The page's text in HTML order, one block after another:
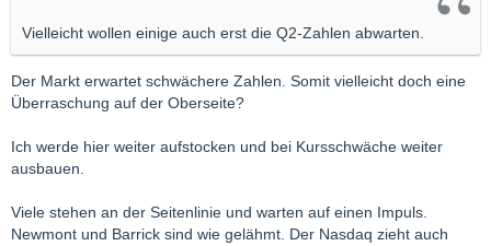
Vielleicht wollen einige auch erst die Q2-Zahlen abwarten.
Der Markt erwartet schwächere Zahlen. Somit vielleicht doch eine
Überraschung auf der Oberseite?
Ich werde hier weiter aufstocken und bei Kursschwäche weiter
ausbauen.
Viele stehen an der Seitenlinie und warten auf einen Impuls.
Newmont und Barrick sind wie gelähmt. Der Nasdaq zieht auch